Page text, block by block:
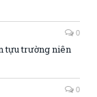
0
tựu trường niên
0